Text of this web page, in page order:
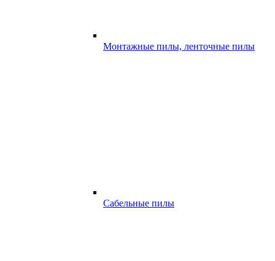
Монтажные пилы, ленточные пилы
Сабельные пилы